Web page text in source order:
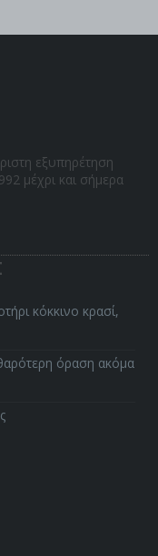
εξυπηρέτηση
μέχρι και σήμερα
κόκκινο κρασί,
όραση ακόμα